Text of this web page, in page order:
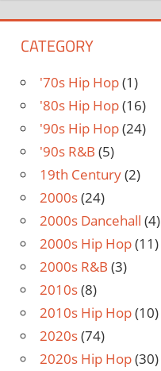
CATEGORY
'70s Hip Hop(1)
'80s Hip Hop(16)
'90s Hip Hop(24)
'90s R&B (5)
19th Century(2)
2000s(24)
2000s Dancehall (4)
2000s Hip Hop(11)
2000s R&B (3)
2010s(8)
2010s Hip Hop(10)
2020s(74)
2020s Hip Hop(30)